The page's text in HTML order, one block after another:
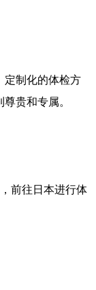
定制化的体检方
贵和专属。
前往日本进行体